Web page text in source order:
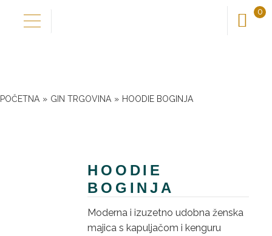
0
Nadogradi okuse
Novo kod nas
POČETNA » GIN TRGOVINA » HOODIE BOGINJA
HOODIE
BOGINJA
Moderna i izuzetno udobna ženska
majica s kapuljačom i kenguru